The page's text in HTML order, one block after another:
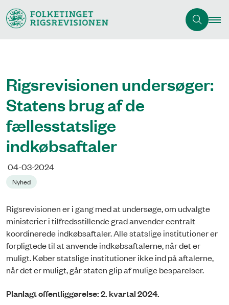
Rigsrevisionen undersøger:
Statens brug af de
fællesstatslige
indkøbsaftaler
04-03-2024
Nyhed
Rigsrevisionen er i gang med at undersøge, om udvalgte
ministerier i tilfredsstillende grad anvender centralt
koordinerede indkøbsaftaler. Alle statslige institutioner er
forpligtede til at anvende indkøbsaftalerne, når det er
muligt. Køber statslige institutioner ikke ind på aftalerne,
når det er muligt, går staten glip af mulige besparelser.
Planlagt offentliggørelse: 2. kvartal 2024.